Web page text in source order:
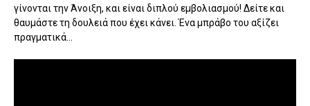
γίνονται την Άνοιξη, και είναι διπλού εμβολιασμού! Δείτε και
θαυμάστε τη δουλειά που έχει κάνει. Ένα μπράβο του αξίζει
πραγματικά...